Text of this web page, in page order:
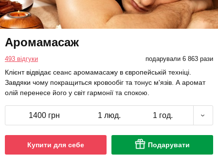
Аромамасаж
493 відгуки подарували 6 863 рази
Клієнт відвідає сеанс аромамасажу в європейській техніці.
Завдяки чому покращиться кровообіг та тонус м'язів. А аромат
олій перенесе його у світ гармонії та спокою.
1400 грн 1 люд. 1 год.
Купити для себе Подарувати